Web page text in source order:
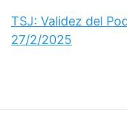
TSJ: Validez del
27/2/2025